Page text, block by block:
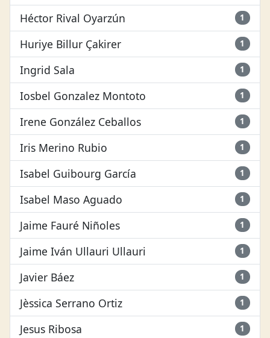
Héctor Rival Oyarzún 1
Huriye Billur Çakirer 1
Ingrid Sala 1
Iosbel Gonzalez Montoto 1
Irene González Ceballos 1
Iris Merino Rubio 1
Isabel Guibourg García 1
Isabel Maso Aguado 1
Jaime Fauré Niñoles 1
Jaime Iván Ullauri Ullauri 1
Javier Báez 1
Jèssica Serrano Ortiz 1
Jesus Ribosa 1